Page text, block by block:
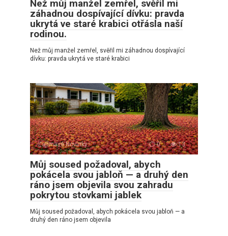
Než můj manžel zemřel, svěřil mi
záhadnou dospívající dívku: pravda
ukrytá ve staré krabici otřásla naší
rodinou.
Než můj manžel zemřel, svěřil mi záhadnou dospívající
dívku: pravda ukrytá ve staré krabici
Zajímavé Novinky 0 13
Můj soused požadoval, abych
pokácela svou jabloň — a druhý den
ráno jsem objevila svou zahradu
pokrytou stovkami jablek
Můj soused požadoval, abych pokácela svou jabloň — a
druhý den ráno jsem objevila